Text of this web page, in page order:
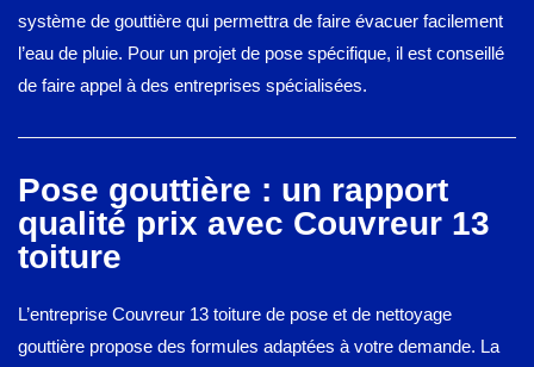
système de gouttière qui permettra de faire évacuer facilement
l’eau de pluie. Pour un projet de pose spécifique, il est conseillé
de faire appel à des entreprises spécialisées.
Pose gouttière : un rapport
qualité prix avec Couvreur 13
toiture
L’entreprise Couvreur 13 toiture de pose et de nettoyage
gouttière propose des formules adaptées à votre demande. La